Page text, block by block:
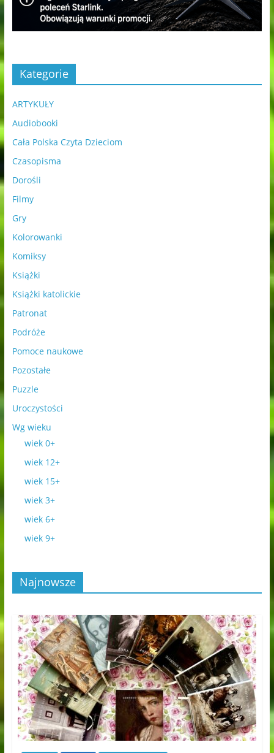
Kategorie
ARTYKUŁY
Audiobooki
Cała Polska Czyta Dzieciom
Czasopisma
Dorośli
Filmy
Gry
Kolorowanki
Komiksy
Książki
Książki katolickie
Patronat
Podróże
Pomoce naukowe
Pozostałe
Puzzle
Uroczystości
Wg wieku
wiek 0+
wiek 12+
wiek 15+
wiek 3+
wiek 6+
wiek 9+
Najnowsze